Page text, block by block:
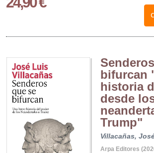
bifurcan
historia
desde
Trump"
Villacañas,
Arpa Editores